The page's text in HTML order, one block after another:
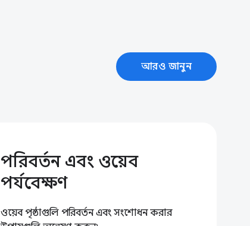
আরও জানুন
পরিবর্তন এবং ওয়েব
পর্যবেক্ষণ
ওয়েব পৃষ্ঠাগুলি পরিবর্তন এবং সংশোধন করার